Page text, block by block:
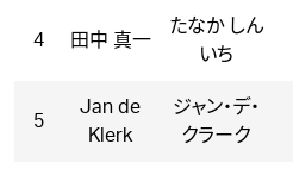
4 田中 真一
たなか しん
いち
5
Jan de
Klerk
ジャン・デ・
クラーク